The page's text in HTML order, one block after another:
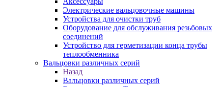
Электрические вальцовочные машины
Устройства для очистки труб
Оборудование для обслуживания резьбовых
соединений
Устройство для герметизации конца трубы
теплообменника
Вальцовки различных серий
Назад
Вальцовки различных серий